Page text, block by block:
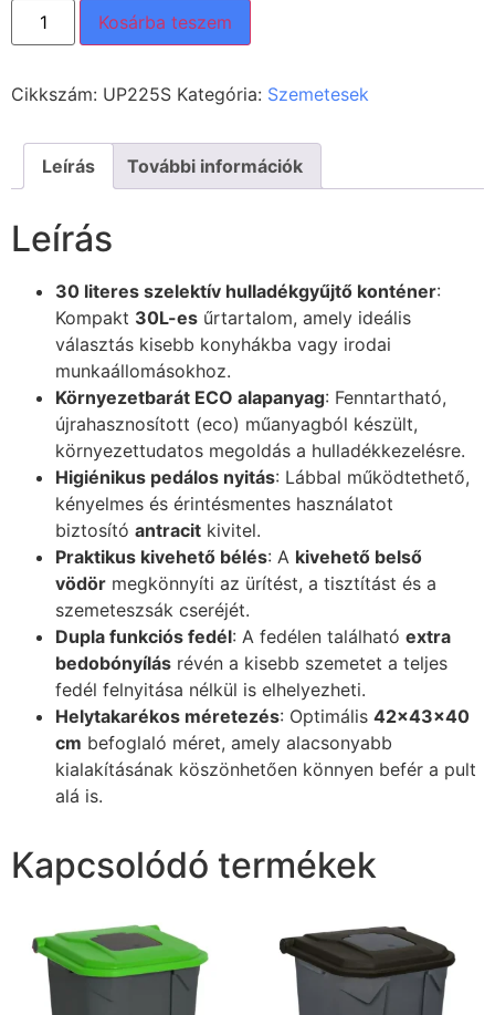
Kosárba teszem
Cikkszám: UP225S Kategória: Szemetesek
Leírás További információk
Leírás
30 literes szelektív hulladékgyűjtő konténer:
Kompakt 30L-es űrtartalom, amely ideális
választás kisebb konyhákba vagy irodai
munkaállomásokhoz.
Környezetbarát ECO alapanyag: Fenntartható,
újrahasznosított (eco) műanyagból készült,
környezettudatos megoldás a hulladékkezelésre.
Higiénikus pedálos nyitás: Lábbal működtethető,
kényelmes és érintésmentes használatot
biztosító antracit kivitel.
Praktikus kivehető bélés: A kivehető belső
vödör megkönnyíti az ürítést, a tisztítást és a
szemeteszsák cseréjét.
Dupla funkciós fedél: A fedélen található extra
bedobónyílás révén a kisebb szemetet a teljes
fedél felnyitása nélkül is elhelyezheti.
Helytakarékos méretezés: Optimális 42x43x40
cm befoglaló méret, amely alacsonyabb
kialakításának köszönhetően könnyen befér a pult
alá is.
Kapcsolódó termékek